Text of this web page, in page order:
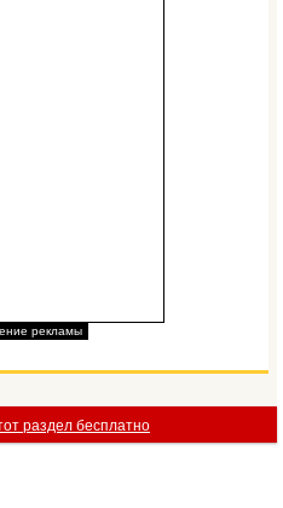
рекламы
раздел бесплатно